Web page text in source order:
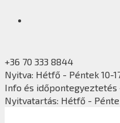
+36 70 333 8844
Nyitva: Hétfő - Péntek 10-
Info és időpontegyeztetés
Nyitvatartás: Hétfő -